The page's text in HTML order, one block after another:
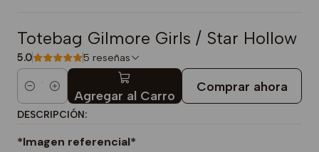
Totebag Gilmore Girls / Star Hollow
5.0 5 reseñas
Cantidad Agregar al Carro
Comprar ahora
DESCRIPCIÓN:
*Imagen referencial*